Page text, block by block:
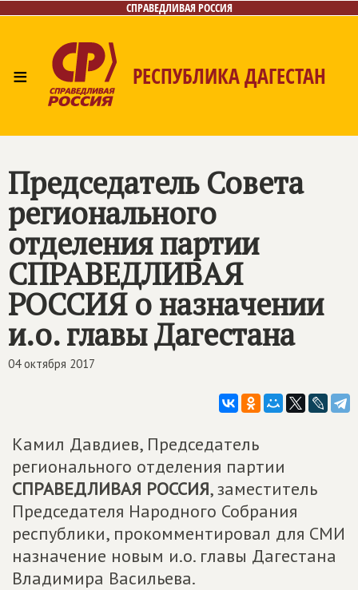
СПРАВЕДЛИВАЯ РОССИЯ
≡ РЕСПУБЛИКА ДАГЕСТАН
Председатель Совета
регионального
отделения партии
СПРАВЕДЛИВАЯ
РОССИЯо назначении
и.о. главы Дагестана
04 октября 2017
Камил Давдиев, Председатель
регионального отделения партии
СПРАВЕДЛИВАЯ РОССИЯ, заместитель
Председателя Народного Собрания
республики, прокомментировал для СМИ
назначение новым и.о. главы Дагестана
Владимира Васильева.